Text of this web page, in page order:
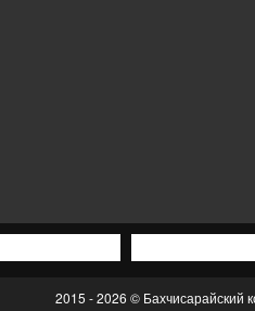
2015 - 2026 © Бахчисарайский